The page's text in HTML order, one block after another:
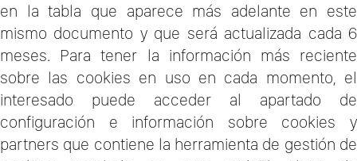
en la tabla que aparece más adelante en este
mismo documento y que será actualizada cada 6
meses. Para tener la información más reciente
sobre las cookies en uso en cada momento, el
interesado puede acceder al apartado de
configuración e información sobre cookies y
partners que contiene la herramienta de gestión de